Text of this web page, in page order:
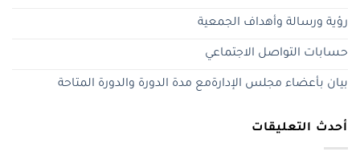
رؤية ورسالة وأهداف الجمعية
حسابات التواصل الاجتماعي
بيان بأعضاء مجلس الإدارةمع مدة الدورة والدورة المتاحة
أحدث التعليقات